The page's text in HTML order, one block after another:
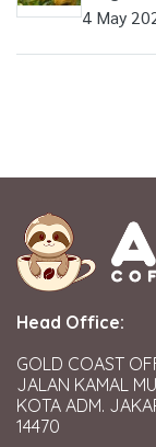
4 May
Head Office:
GOLD COAST
JALAN KAMAL
KOTA ADM.
14470